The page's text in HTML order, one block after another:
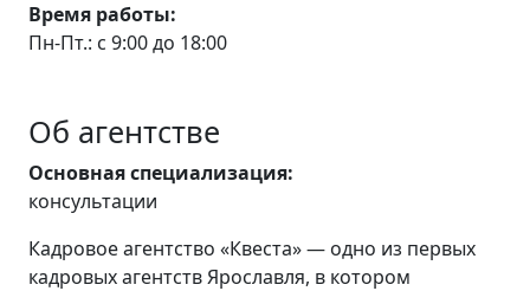
Время работы:
Пн-Пт.: с 9:00 до 18:00
Об агентстве
Основная специализация:
консультации
Кадровое агентство «Квеста» — одно из первых
кадровых агентств Ярославля, в котором